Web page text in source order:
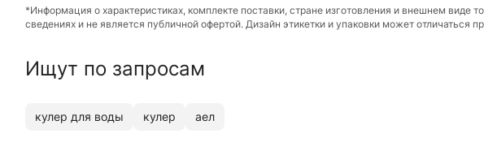
*Информация о характеристиках, комплекте поставки, стране изготовления и внешнем виде
сведениях и не является публичной офертой. Дизайн этикетки и упаковки может отличаться
Ищут по запросам
кулер для воды кулер аел